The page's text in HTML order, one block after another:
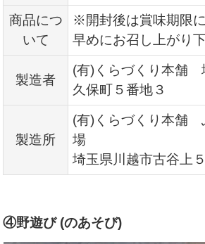
商品につ
いて
※開封後は賞味期限
早めにお召し上がり下
製造者
(有)くらづくり本舗
久保町５番地３
製造所
(有)くらづくり本舗
場
埼玉県川越市古谷上
④野遊び (のあそび)